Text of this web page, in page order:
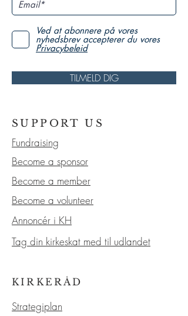
Ved at abonnere på vores
nyhedsbrev accepterer du vores
Privacybeleid
TILMELD DIG
SUPPORT US
Fundraising
Become a sponsor
Become a member
Become a volunteer
Annoncér i KH
Tag din kirkeskat med til udlandet
KIRKERÅD
Strategiplan